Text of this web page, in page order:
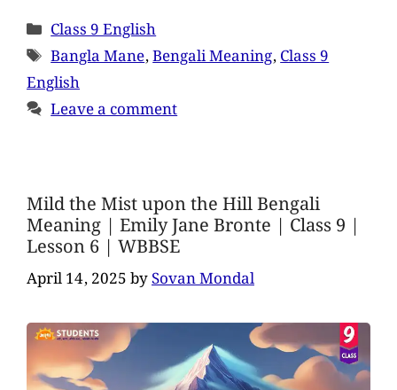
Class 9 English
Bangla Mane,Bengali Meaning,Class 9
English
Leave a comment
Mild the Mist upon the Hill Bengali
Meaning | Emily Jane Bronte | Class 9 |
Lesson 6 | WBBSE
April 14, 2025bySovan Mondal